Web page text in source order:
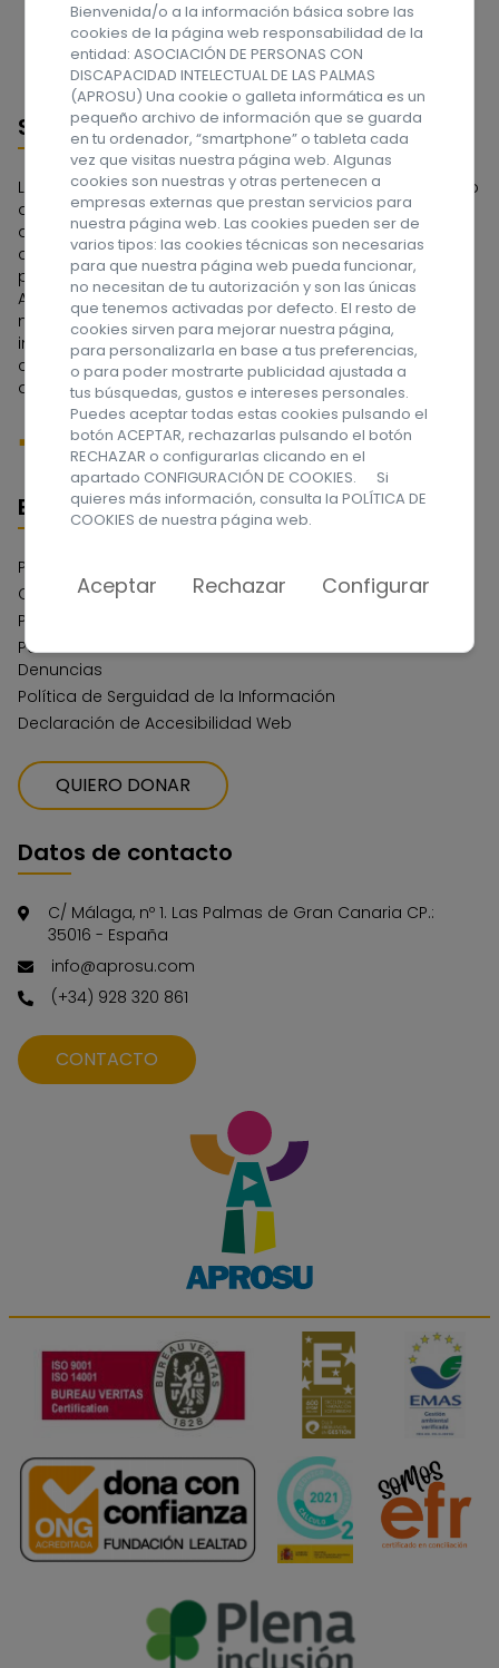
Sobre nosotros
La Asociación APROSU se constituyó en 1962 por un grupo
de familias que tenían en su seno a una persona con
discapacidad intelectual. Fue la primera Asociación
constituida en el Archipiélago Canario y una de las
pioneras de España. A lo largo de estos años la
Asociación ha tenido que ir adaptándose a las
necesidades de las personas con discapacidad
intelectual y a sus familias, dedicándose en sus
comienzos a la etapa escolar, y actualmente a la edad
adulta. ¡Síguenos en las redes sociales!
Enlaces
Política de privacidad
Compromiso con la Protección de Datos
Política de cookies
Política del Sistema Interno de Información Canal de
Denuncias
Política de Serguidad de la Información
Declaración de Accesibilidad Web
QUIERO DONAR
Datos de contacto
C/ Málaga, nº 1. Las Palmas de Gran Canaria CP.:
35016 - España
info@aprosu.com
(+34) 928 320 861
CONTACTO
Bienvenida/o a la información básica sobre las
cookies de la página web responsabilidad de la
entidad: ASOCIACIÓN DE PERSONAS CON
DISCAPACIDAD INTELECTUAL DE LAS PALMAS
(APROSU) Una cookie o galleta informática es un
pequeño archivo de información que se guarda
en tu ordenador, “smartphone” o tableta cada
vez que visitas nuestra página web. Algunas
cookies son nuestras y otras pertenecen a
empresas externas que prestan servicios para
nuestra página web. Las cookies pueden ser de
varios tipos: las cookies técnicas son necesarias
para que nuestra página web pueda funcionar,
no necesitan de tu autorización y son las únicas
que tenemos activadas por defecto. El resto de
cookies sirven para mejorar nuestra página,
para personalizarla en base a tus preferencias,
o para poder mostrarte publicidad ajustada a
tus búsquedas, gustos e intereses personales.
Puedes aceptar todas estas cookies pulsando el
botón ACEPTAR, rechazarlas pulsando el botón
RECHAZAR o configurarlas clicando en el
apartado CONFIGURACIÓN DE COOKIES. Si
quieres más información, consulta laPOLÍTICA DE
COOKIES de nuestra página web.
Aceptar Rechazar Configurar